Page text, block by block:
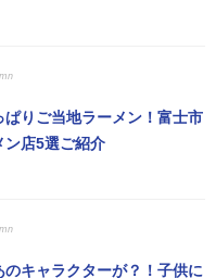
ぱりご当地ラーメン！富士市
ン店5選ご紹介
のキャラクターが？！子供に